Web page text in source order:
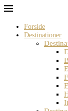
Forside
Destinationer